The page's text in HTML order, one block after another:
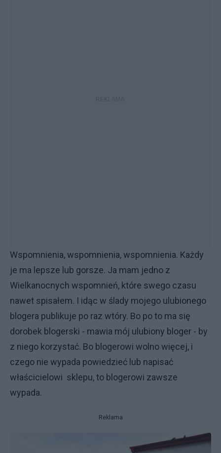
Wspomnienia, wspomnienia, wspomnienia. Każdy
je ma lepsze lub gorsze. Ja mam jedno z
Wielkanocnych wspomnień, które swego czasu
nawet spisałem. I idąc w ślady mojego ulubionego
blogera publikuje po raz wtóry. Bo po to ma się
dorobek blogerski - mawia mój ulubiony bloger - by
z niego korzystać. Bo blogerowi wolno więcej, i
czego nie wypada powiedzieć lub napisać
właścicielowi sklepu, to blogerowi zawsze
wypada.
Reklama